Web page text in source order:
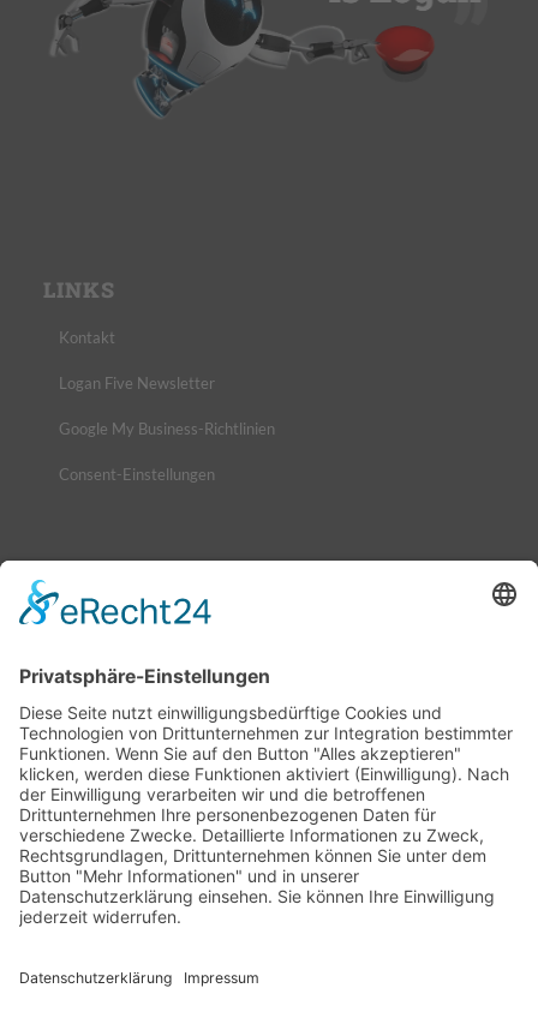
LINKS
Kontakt
Logan Five Newsletter
Google My Business-Richtlinien
Consent-Einstellungen
erwerben!
6. Juli 2026 - 7:57
MaxiGenius 2.0: Der KI-Assistent für lebendige
Unternehmenskommunikation
4. Juni 2026 - 9:11
Chatbot Erstellung mit MaxiGenius 2.0 – KI-Chatbot
für Unternehmen